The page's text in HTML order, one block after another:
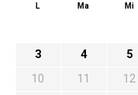
L Ma Mi
3
4 5
10
11 12